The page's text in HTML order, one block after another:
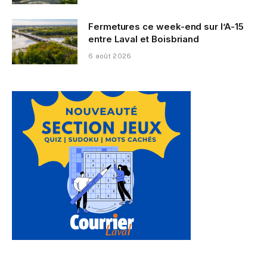
Fermetures ce week-end sur l’A-15
entre Laval et Boisbriand
6 août 2026